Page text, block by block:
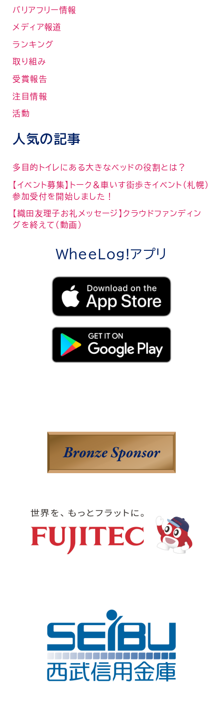
バリアフリー情報
メディア報道
ランキング
取り組み
受賞報告
注目情報
活動
人気の記事
多目的トイレにある大きなベッドの役割とは？
【イベント募集】トーク＆車いす街歩きイベント（札幌）
参加受付を開始しました！
【織田友理子お礼メッセージ】クラウドファンディン
グを終えて（動画）
WheeLog!アプリ